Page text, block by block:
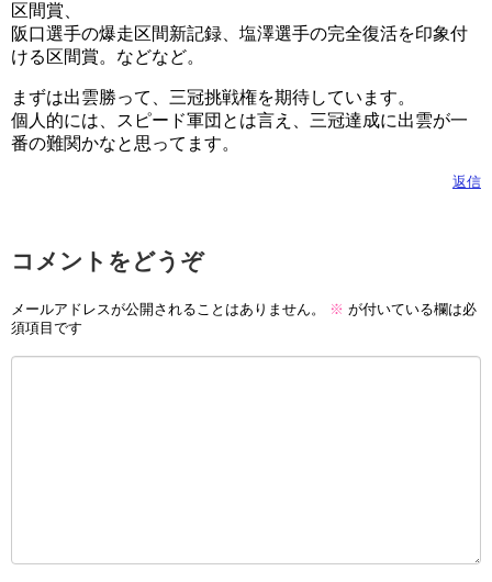
区間賞、
阪口選手の爆走区間新記録、塩澤選手の完全復活を印象付
ける区間賞。などなど。
まずは出雲勝って、三冠挑戦権を期待しています。
個人的には、スピード軍団とは言え、三冠達成に出雲が一
番の難関かなと思ってます。
返信
コメントをどうぞ
メールアドレスが公開されることはありません。 ※ が付いている欄は必
須項目です